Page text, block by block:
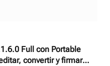
Full con Portable
convertir y firmar